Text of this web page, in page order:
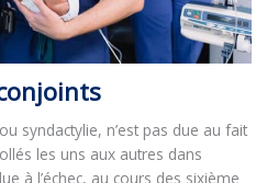
syndactylie, n’est pas due au fait
les uns aux autres dans
à l’échec, au cours des sixième